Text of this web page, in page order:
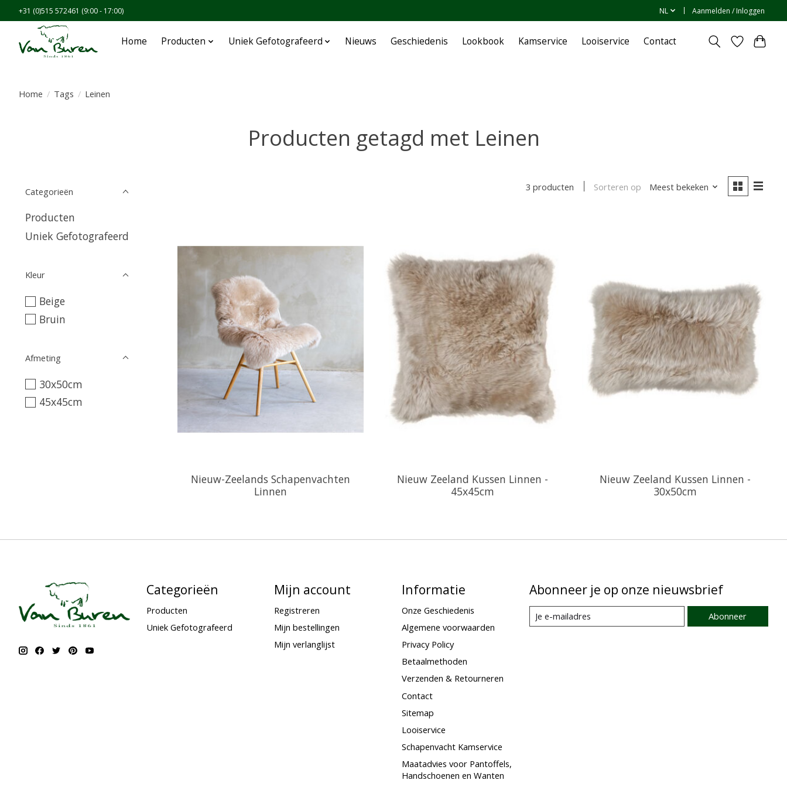
+31 (0)515 572461 (9:00 - 17:00) NL Aanmelden / Inloggen
Home Producten Uniek Gefotografeerd Nieuws Geschiedenis Lookbook Kamservice Looiservice Contact
Home / Tags / Leinen
Producten getagd met Leinen
Categorieën
Producten
Uniek Gefotografeerd
Kleur
Beige
Bruin
Afmeting
30x50cm
45x45cm
3 producten Sorteren op Meest bekeken
Nieuw-Zeelands Schapenvachten
Linnen
Nieuw Zeeland Kussen Linnen -
45x45cm
Nieuw Zeeland Kussen Linnen -
30x50cm
Categorieën
Producten
Uniek Gefotografeerd
Mijn account
Registreren
Mijn bestellingen
Mijn verlanglijst
Informatie
Onze Geschiedenis
Algemene voorwaarden
Privacy Policy
Betaalmethoden
Verzenden & Retourneren
Contact
Sitemap
Looiservice
Schapenvacht Kamservice
Maatadvies voor Pantoffels,
Handschoenen en Wanten
Abonneer je op onze nieuwsbrief
Abonneer